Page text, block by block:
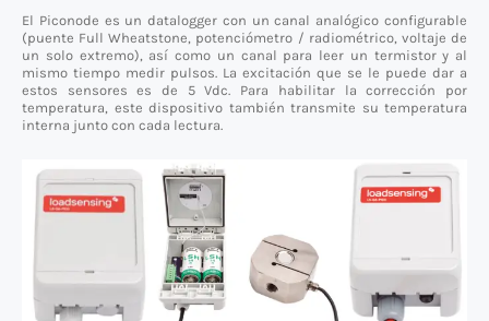
El Piconode es un datalogger con un canal analógico configurable
(puente Full Wheatstone, potenciómetro / radiométrico, voltaje de
un solo extremo), así como un canal para leer un termistor y al
mismo tiempo medir pulsos. La excitación que se le puede dar a
estos sensores es de 5 Vdc. Para habilitar la corrección por
temperatura, este dispositivo también transmite su temperatura
interna junto con cada lectura.